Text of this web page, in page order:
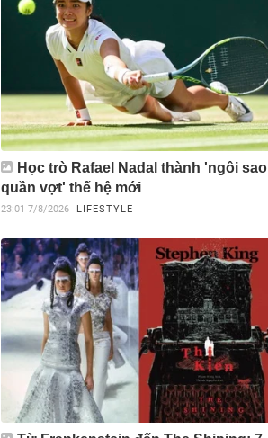
Học trò Rafael Nadal thành 'ngôi sao
quần vợt' thế hệ mới
23:01 7/8/2026 LIFESTYLE